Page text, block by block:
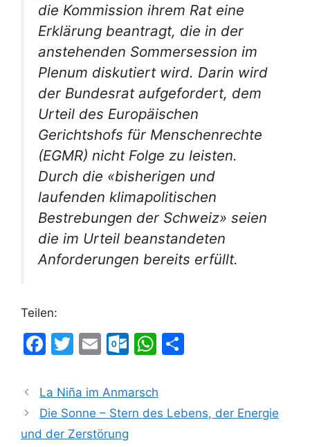
die Kommission ihrem Rat eine
Erklärung beantragt, die in der
anstehenden Sommersession im
Plenum diskutiert wird. Darin wird
der Bundesrat aufgefordert, dem
Urteil des Europäischen
Gerichtshofs für Menschenrechte
(EGMR) nicht Folge zu leisten.
Durch die «bisherigen und
laufenden klimapolitischen
Bestrebungen der Schweiz» seien
die im Urteil beanstandeten
Anforderungen bereits erfüllt.
Teilen:
F
c
e
b
T
itt
er
E
ai
l
O
lo
o
W
at
s n
La Niña im Anmarsch
Die Sonne – Stern des Lebens, der Energie
und der Zerstörung